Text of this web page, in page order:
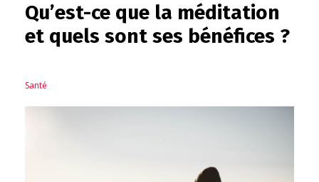
Qu’est-ce que la méditation
et quels sont ses bénéfices ?
Santé